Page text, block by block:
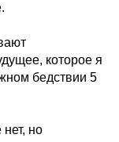
которое я
бедствии 5
но